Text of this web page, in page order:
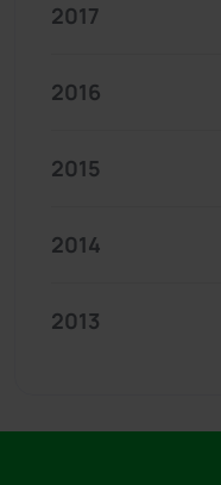
2017
2016
2015
2014
2013